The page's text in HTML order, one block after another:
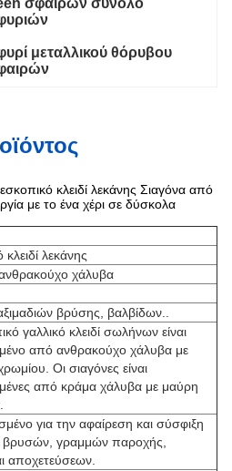
σφαιρών σύνολο
μεταλλικού θόρυβου
κλειδί λεκάνης Σιαγόνα από
με το ένα χέρι σε δύσκολα
λεκάνης
χάλυβα
βρύσης, βαλβίδων..
γαλλικό κλειδί σωλήνων είναι
από ανθρακούχο χάλυβα με
Οι σιαγόνες είναι
από κράμα χάλυβα με μαύρη
για την αφαίρεση και σύσφιξη
βρυσών, γραμμών παροχής,
αποχετεύσεων.